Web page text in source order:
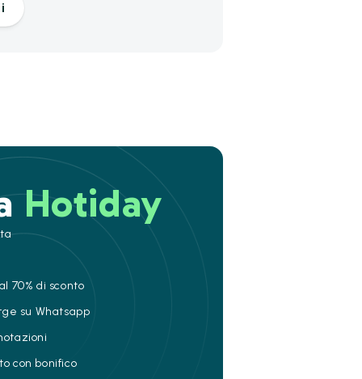
Hotiday
70% di sconto
su Whatsapp
con bonifico